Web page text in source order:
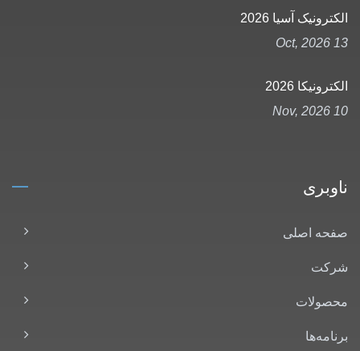
الکترونیک آسیا 2026
13 Oct, 2026
الکترونیکا 2026
10 Nov, 2026
ناوبری
صفحه اصلی
شرکت
محصولات
برنامه‌ها